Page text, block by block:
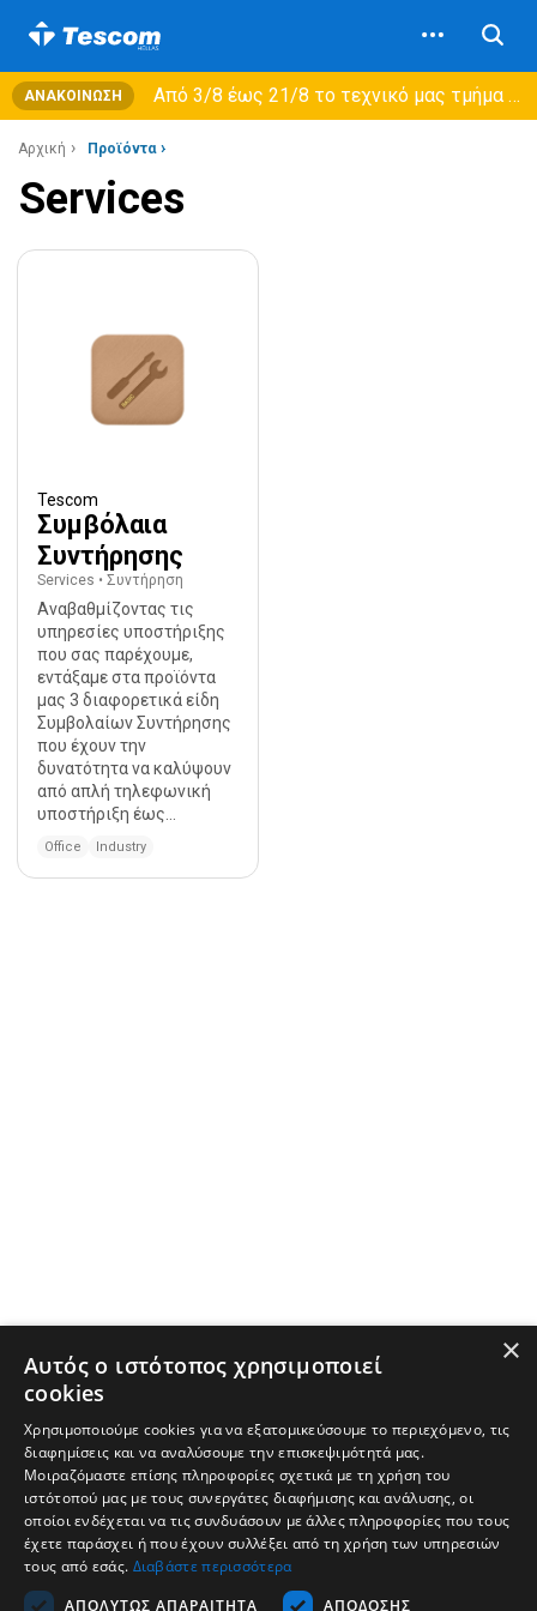
ΑΝΑΚΟΊΝΩΣΗ Από 3/8 έως 21/8 τo τεχνικό μας τμήμα θα εξυπηρετεί μόνο συμβόλαια συντήρησης και όχι νέες παραλαβές →
Αρχική Προϊόντα
Services
Tescom
Συμβόλαια
Συντήρησης
Services • Συντήρηση
Αναβαθμίζοντας τις
υπηρεσίες υποστήριξης
που σας παρέχουμε,
εντάξαμε στα προϊόντα
μας 3 διαφορετικά είδη
Συμβολαίων Συντήρησης
που έχουν την
δυνατότητα να καλύψουν
από απλή τηλεφωνική
υποστήριξη έως...
Office Industry
Εταιρεία
×
Αυτός ο ιστότοπος χρησιμοποιεί
cookies
Χρησιμοποιούμε cookies για να εξατομικεύσουμε το περιεχόμενο, τις
διαφημίσεις και να αναλύσουμε την επισκεψιμότητά μας.
Μοιραζόμαστε επίσης πληροφορίες σχετικά με τη χρήση του
ιστότοπού μας με τους συνεργάτες διαφήμισης και ανάλυσης, οι
οποίοι ενδέχεται να τις συνδυάσουν με άλλες πληροφορίες που τους
έχετε παράσχει ή που έχουν συλλέξει από τη χρήση των υπηρεσιών
τους από εσάς. Διαβάστε περισσότερα
ΑΠΟΛΎΤΩΣ ΑΠΑΡΑΊΤΗΤΑ
ΑΠΌΔΟΣΗΣ